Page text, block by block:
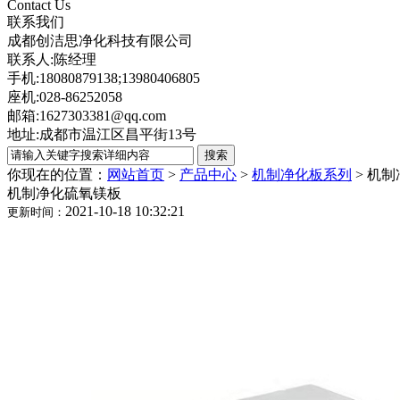
Contact Us
联系我们
成都创洁思净化科技有限公司
联系人:陈经理
手机:18080879138;13980406805
座机:028-86252058
邮箱:1627303381@qq.com
地址:成都市温江区昌平街13号
你现在的位置： 网站首页 > 产品中心 > 机制净化板系列 > 机制
机制净化硫氧镁板
更新时间： 2021-10-18 10:32:21